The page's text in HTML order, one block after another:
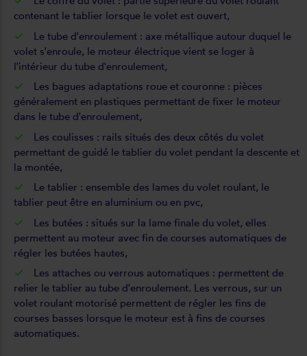
contenant le tablier lorsque le volet est ouvert,
Le tube d'enroulement : axe métallique autour duquel le
volet s'enroule, le moteur électrique vient se loger à
l'intérieur du tube d'enroulement,
Les bagues adaptations roue et couronne : pièces
généralement en plastiques permettant de fixer le moteur
dans le tube d'enroulement,
Les coulisses : rails situés des deux côtés du volet
permettant de guidé le tablier du volet pendant la descente et
la montée,
Le tablier : ensemble des lames du volet roulant, le
tablier peut être en aluminium ou en pvc,
Les butées : situés sur la lame finale du volet, elles
permettent au moteur avec fin de courses automatiques de
régler les butées hautes,
Les attaches ou verrous automatiques : permettent de
relier le tablier au tube d'enroulement. Les verrous, sur un
volet roulant motorisé permettent de régler les fins de
courses basses lorsque le moteur est à fins de courses
automatiques.